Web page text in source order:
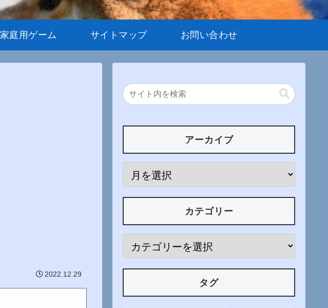
家庭用ゲーム サイトマップ お問い合わせ
2022.12.29
アーカイブ
カテゴリー
タグ